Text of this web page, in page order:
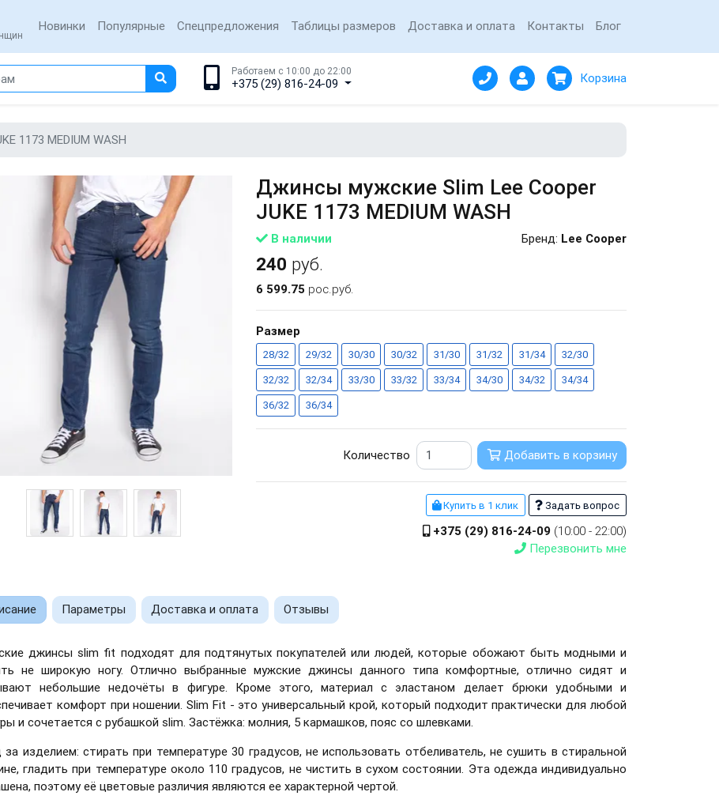
Новинки Популярные Спецпредложения Таблицы размеров Доставка и оплата Контакты Блог
Работаем с 10:00 до 22:00
+375 (29) 816-24-09 Корзина
1173 MEDIUM WASH
Джинсы мужские Slim Lee Cooper
JUKE 1173 MEDIUM WASH
В наличии Бренд: Lee Cooper
240 руб.
6 599.75 рос.руб.
Размер
28/32 29/32 30/30 30/32 31/30 31/32 31/34
32/30
32/32
32/34 33/30 33/32 33/34 34/30 34/32
34/34
36/32
36/34
Количество Добавить в корзину
Купить в 1 клик Задать вопрос
+375 (29) 816-24-09(10:00 - 22:00)
Перезвонить мне
Параметры Доставка и оплата Отзывы
джинсы slim fit подходят для подтянутых покупателей или людей, которые обожают быть модными и
не широкую ногу. Отлично выбранные мужские джинсы данного типа комфортные, отлично сидят и
небольшие недочёты в фигуре. Кроме этого, материал с эластаном делает брюки удобными и
комфорт при ношении. Slim Fit - это универсальный крой, который подходит практически для любой
и сочетается с рубашкой slim. Застёжка: молния, 5 кармашков, пояс со шлевками.
за изделием: стирать при температуре 30 градусов, не использовать отбеливатель, не сушить в стиральной
гладить при температуре около 110 градусов, не чистить в сухом состоянии. Эта одежда индивидуально
поэтому её цветовые различия являются ее характерной чертой.